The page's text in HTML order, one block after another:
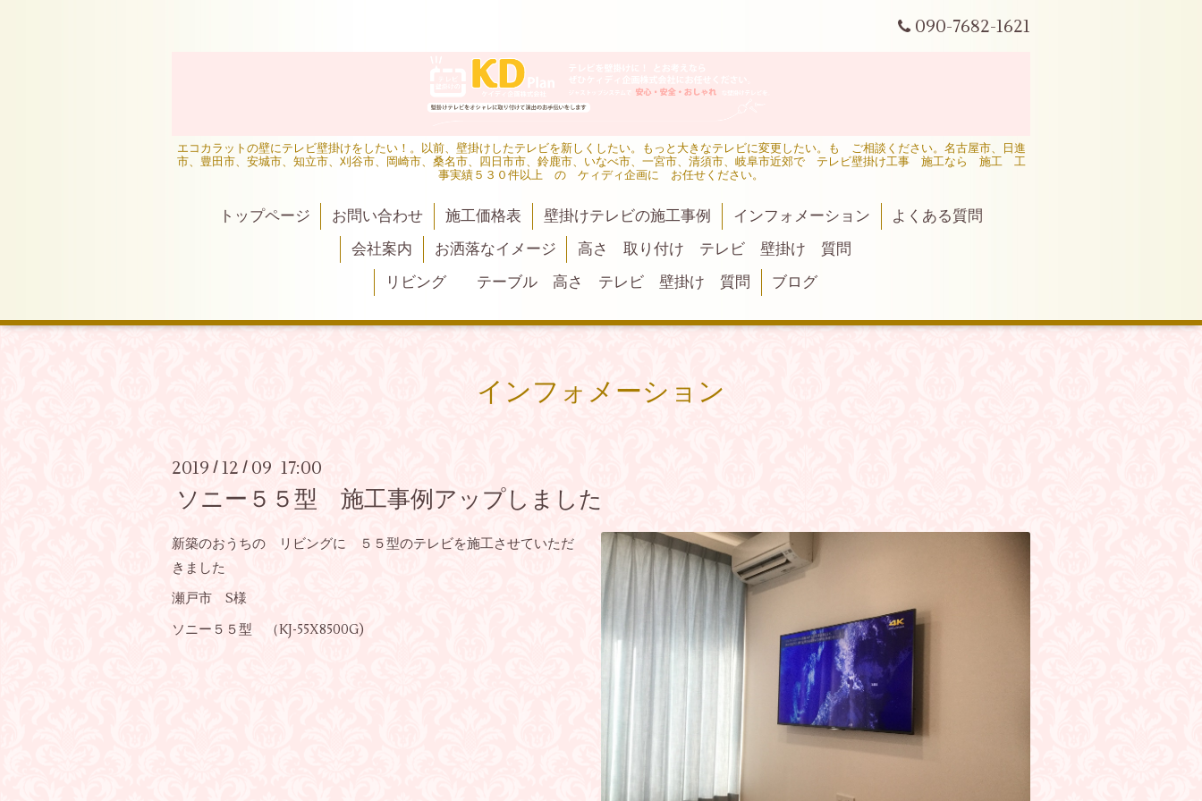
090-7682-1621
エコカラットの壁にテレビ壁掛けをしたい！。以前、壁掛けしたテレビを新しくしたい。もっと大きなテレビに変更したい。も ご相談ください。名古屋市、日進
市、豊田市、安城市、知立市、刈谷市、岡崎市、桑名市、四日市市、鈴鹿市、いなべ市、一宮市、清須市、岐阜市近郊で テレビ壁掛け工事 施工なら 施工 工
事実績５３０件以上 の ケィディ企画に お任せください。
トップページ お問い合わせ 施工価格表 壁掛けテレビの施工事例 インフォメーション
よくある質問
会社案内
お洒落なイメージ
高さ 取り付け テレビ 壁掛け 質問
リビング テーブル 高さ テレビ 壁掛け 質問
ブログ
インフォメーション
2019 / 12 / 09 17:00
ソニー５５型 施工事例アップしました
新築のおうちの リビングに ５５型のテレビを施工させていただ
きました
瀬戸市 S様
ソニー５５型 （KJ-55X8500G)